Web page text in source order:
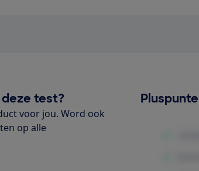
test?
voor jou. Word ook
op alle